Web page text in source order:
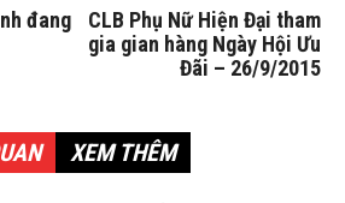
đang
CLB Phụ Nữ Hiện Đại tham
gia gian hàng Ngày Hội Ưu
Đãi – 26/9/2015
XEM THÊM